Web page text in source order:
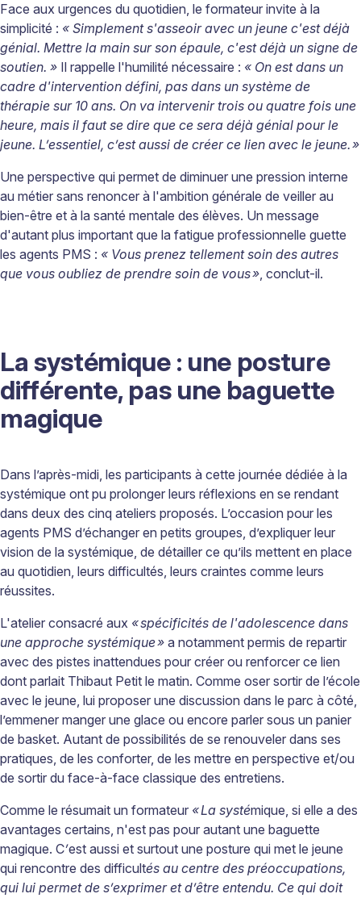
Face aux urgences du quotidien, le formateur invite à la
simplicité : « Simplement s'asseoir avec un jeune c'est déjà
génial. Mettre la main sur son épaule, c'est déjà un signe de
soutien. » Il rappelle l'humilité nécessaire : « On est dans un
cadre d'intervention défini, pas dans un système de
thérapie sur 10 ans. On va intervenir trois ou quatre fois une
heure, mais il faut se dire que ce sera déjà génial pour le
jeune. L’essentiel, c’est aussi de créer ce lien avec le jeune.»
Une perspective qui permet de diminuer une pression interne
au métier sans renoncer à l'ambition générale de veiller au
bien-être et à la santé mentale des élèves. Un message
d'autant plus important que la fatigue professionnelle guette
les agents PMS : « Vous prenez tellement soin des autres
que vous oubliez de prendre soin de vous», conclut-il.
La systémique : une posture
différente, pas une baguette
magique
Dans l’après-midi, les participants à cette journée dédiée à la
systémique ont pu prolonger leurs réflexions en se rendant
dans deux des cinq ateliers proposés. L’occasion pour les
agents PMS d’échanger en petits groupes, d’expliquer leur
vision de la systémique, de détailler ce qu’ils mettent en place
au quotidien, leurs difficultés, leurs craintes comme leurs
réussites.
L'atelier consacré aux «spécificités de l'adolescence dans
une approche systémique» a notamment permis de repartir
avec des pistes inattendues pour créer ou renforcer ce lien
dont parlait Thibaut Petit le matin. Comme oser sortir de l’école
avec le jeune, lui proposer une discussion dans le parc à côté,
l’emmener manger une glace ou encore parler sous un panier
de basket. Autant de possibilités de se renouveler dans ses
pratiques, de les conforter, de les mettre en perspective et/ou
de sortir du face-à-face classique des entretiens.
Comme le résumait un formateur «La systémique, si elle a des
avantages certains, n'est pas pour autant une baguette
magique. C’est aussi et surtout une posture qui met le jeune
qui rencontre des difficultés au centre des préoccupations,
qui lui permet de s’exprimer et d’être entendu. Ce qui doit